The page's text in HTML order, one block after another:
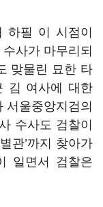
하필 이 시점이
사가 마무리되
맞물린 묘한 타
김 여사에 대한
서울중앙지검의
수사도 검찰이
관’까지 찾아가
일면서 검찰은